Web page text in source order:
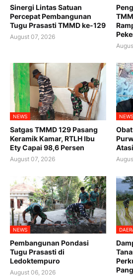
Sinergi Lintas Satuan
Percepat Pembangunan
Tugu Prasasti TMMD ke-129
August 07, 2026
NEWS
Satgas TMMD 129 Pasang
Keramik Kamar, RTLH Ibu
Ety Capai 98,6 Persen
August 07, 2026
NEWS
NEWS
Pembangunan Pondasi
Tugu Prasasti di
Ledoktempuro
August 06, 2026